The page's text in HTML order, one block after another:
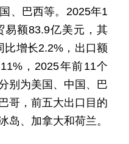
、巴西等。2025年1
易额83.9亿美元，其
比增长2.2%，出口额
，2025年前11个
别为美国、中国、巴
哥，前五大出口目的
岛、加拿大和荷兰。